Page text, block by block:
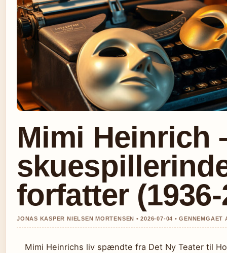
Mimi Heinrich
forfatter (1936-
JONAS KASPER NIELSEN MORTENSEN • 2026-07-04 • GENNEMGAET
Mimi Heinrichs liv spændte fra Det Ny Teater til